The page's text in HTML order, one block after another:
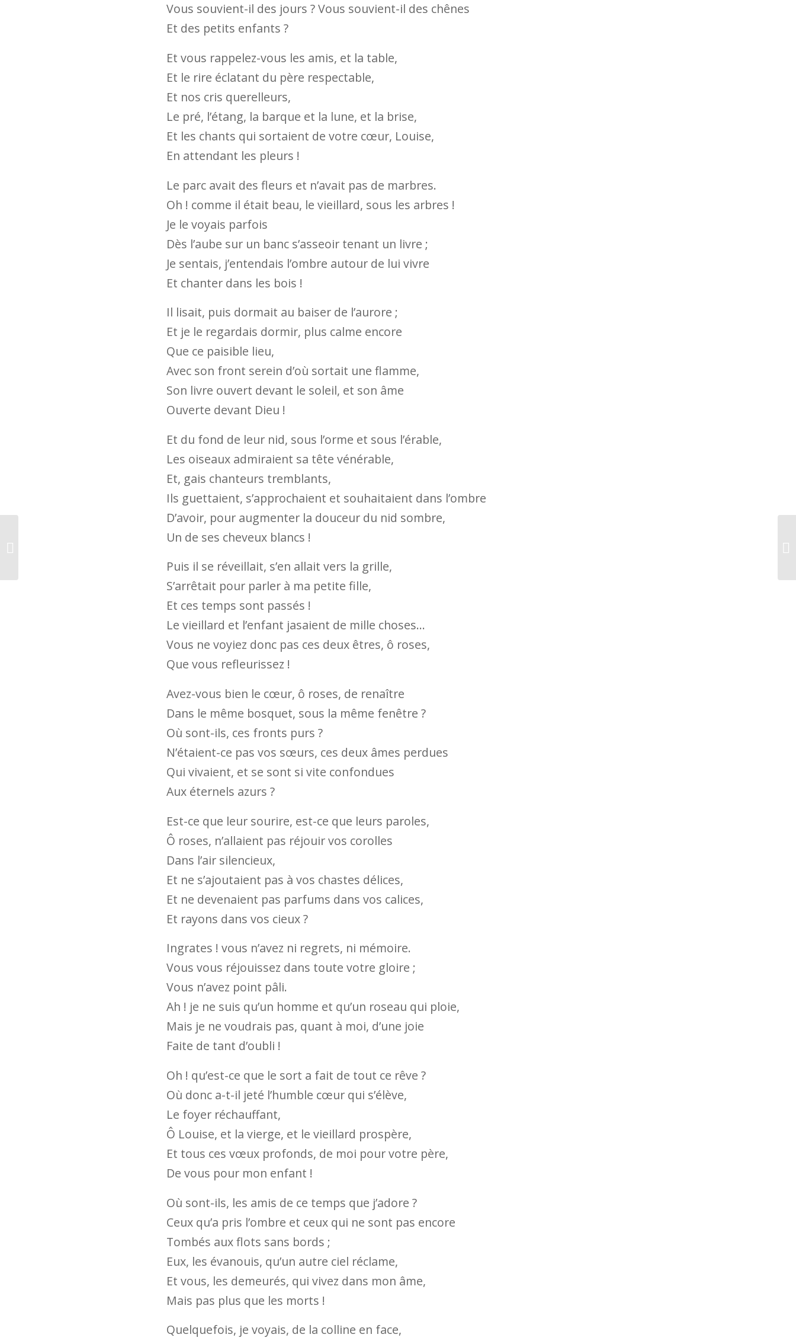
Vous souvient-il des jours ? Vous souvient-il des chênes
Et des petits enfants ?
Et vous rappelez-vous les amis, et la table,
Et le rire éclatant du père respectable,
Et nos cris querelleurs,
Le pré, l’étang, la barque et la lune, et la brise,
Et les chants qui sortaient de votre cœur, Louise,
En attendant les pleurs !
Le parc avait des fleurs et n’avait pas de marbres.
Oh ! comme il était beau, le vieillard, sous les arbres !
Je le voyais parfois
Dès l’aube sur un banc s’asseoir tenant un livre ;
Je sentais, j’entendais l’ombre autour de lui vivre
Et chanter dans les bois !
Il lisait, puis dormait au baiser de l’aurore ;
Et je le regardais dormir, plus calme encore
Que ce paisible lieu,
Avec son front serein d’où sortait une flamme,
Son livre ouvert devant le soleil, et son âme
Ouverte devant Dieu !
Et du fond de leur nid, sous l’orme et sous l’érable,
Les oiseaux admiraient sa tête vénérable,
Et, gais chanteurs tremblants,
Ils guettaient, s’approchaient et souhaitaient dans l’ombre
D’avoir, pour augmenter la douceur du nid sombre,
Un de ses cheveux blancs !
Puis il se réveillait, s’en allait vers la grille,
S’arrêtait pour parler à ma petite fille,
Et ces temps sont passés !
Le vieillard et l’enfant jasaient de mille choses…
Vous ne voyiez donc pas ces deux êtres, ô roses,
Que vous refleurissez !
Avez-vous bien le cœur, ô roses, de renaître
Dans le même bosquet, sous la même fenêtre ?
Où sont-ils, ces fronts purs ?
N’étaient-ce pas vos sœurs, ces deux âmes perdues
Qui vivaient, et se sont si vite confondues
Aux éternels azurs ?
Est-ce que leur sourire, est-ce que leurs paroles,
Ô roses, n’allaient pas réjouir vos corolles
Dans l’air silencieux,
Et ne s’ajoutaient pas à vos chastes délices,
Et ne devenaient pas parfums dans vos calices,
Et rayons dans vos cieux ?
Ingrates ! vous n’avez ni regrets, ni mémoire.
Vous vous réjouissez dans toute votre gloire ;
Vous n’avez point pâli.
Ah ! je ne suis qu’un homme et qu’un roseau qui ploie,
Mais je ne voudrais pas, quant à moi, d’une joie
Faite de tant d’oubli !
Oh ! qu’est-ce que le sort a fait de tout ce rêve ?
Où donc a-t-il jeté l’humble cœur qui s’élève,
Le foyer réchauffant,
Ô Louise, et la vierge, et le vieillard prospère,
Et tous ces vœux profonds, de moi pour votre père,
De vous pour mon enfant !
Où sont-ils, les amis de ce temps que j’adore ?
Ceux qu’a pris l’ombre et ceux qui ne sont pas encore
Tombés aux flots sans bords ;
Eux, les évanouis, qu’un autre ciel réclame,
Et vous, les demeurés, qui vivez dans mon âme,
Mais pas plus que les morts !
Quelquefois, je voyais, de la colline en face,